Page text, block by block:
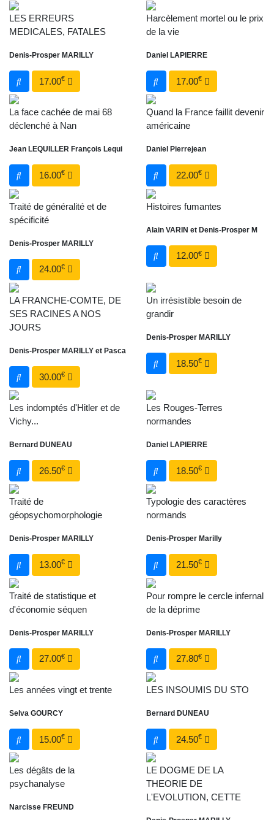
LES ERREURS
MEDICALES, FATALES
Denis-Prosper MARILLY
17.00€
Harcèlement mortel ou le prix
de la vie
Daniel LAPIERRE
17.00€
La face cachée de mai 68
déclenché à Nan
Jean LEQUILLER François Lequi
16.00€
Quand la France faillit devenir
américaine
Daniel Pierrejean
22.00€
Traité de généralité et de
spécificité
Denis-Prosper MARILLY
24.00€
Histoires fumantes
Alain VARIN et Denis-Prosper M
12.00€
LA FRANCHE-COMTE, DE
SES RACINES A NOS
JOURS
Denis-Prosper MARILLY et Pasca
30.00€
Un irrésistible besoin de
grandir
Denis-Prosper MARILLY
18.50€
Les indomptés d'Hitler et de
Vichy...
Bernard DUNEAU
26.50€
Les Rouges-Terres
normandes
Daniel LAPIERRE
18.50€
Traité de
géopsychomorphologie
Denis-Prosper MARILLY
13.00€
Typologie des caractères
normands
Denis-Prosper Marilly
21.50€
Traité de statistique et
d'économie séquen
Denis-Prosper MARILLY
27.00€
Pour rompre le cercle infernal
de la déprime
Denis-Prosper MARILLY
27.80€
Les années vingt et trente
Selva GOURCY
15.00€
LES INSOUMIS DU STO
Bernard DUNEAU
24.50€
Les dégâts de la
psychanalyse
Narcisse FREUND
LE DOGME DE LA
THEORIE DE
L'EVOLUTION, CETTE